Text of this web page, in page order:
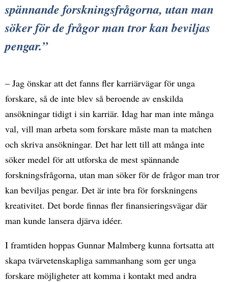
spännande forskningsfrågorna, utan man
söker för de frågor man tror kan beviljas
pengar.
– Jag önskar att det fanns fler karriärvägar för unga
forskare, så de inte blev så beroende av enskilda
ansökningar tidigt i sin karriär. Idag har man inte många
val, vill man arbeta som forskare måste man ta matchen
och skriva ansökningar. Det har lett till att många inte
söker medel för att utforska de mest spännande
forskningsfrågorna, utan man söker för de frågor man tror
kan beviljas pengar. Det är inte bra för forskningens
kreativitet. Det borde finnas fler finansieringsvägar där
man kunde lansera djärva idéer.
I framtiden hoppas Gunnar Malmberg kunna fortsatta att
skapa tvärvetenskapliga sammanhang som ger unga
forskare möjligheter att komma i kontakt med andra